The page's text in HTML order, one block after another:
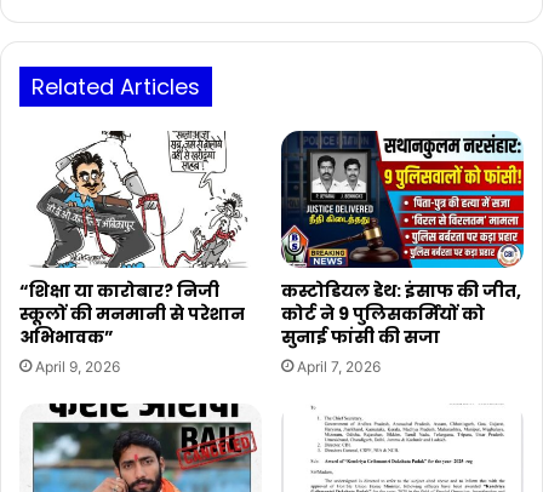
में
फूल
यह
Related Articles
“शिक्षा या कारोबार? निजी
स्कूलों की मनमानी से परेशान
अभिभावक”
April 9, 2026
कस्टोडियल डेथ: इंसाफ की जीत,
कोर्ट ने 9 पुलिसकर्मियों को
सुनाई फांसी की सजा
April 7, 2026